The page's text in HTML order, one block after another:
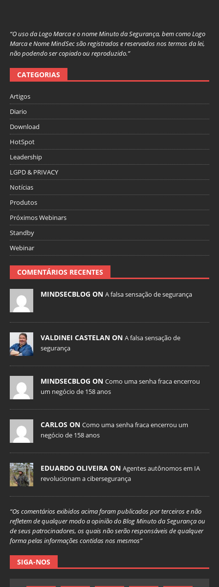
“O uso da Logo Marca e o nome Minuto da Segurança, bem como Logo
Marca e Nome MindSec são registrados e reservados nos termos da lei,
não podendo ser copiado ou reproduzido.”
CATEGORIAS
Artigos
Diario
Download
HotSpot
Leadership
LGPD & PRIVACY
Notícias
Produtos
Próximos Webinars
Standby
Webinar
COMENTÁRIOS RECENTES
MINDSECBLOG ON A falsa sensação de segurança
VALDINEI CASTELAN ON A falsa sensação de
segurança
MINDSECBLOG ON Como uma senha fraca encerrou
um negócio de 158 anos
CARLOS ON Como uma senha fraca encerrou um
negócio de 158 anos
EDUARDO OLIVEIRA ON Agentes autônomos em IA
revolucionam a cibersegurança
“Os comentários exibidos acima foram publicados por terceiros e não
refletem de qualquer modo a opinião do Blog Minuto da Segurança ou
de seus patrocinadores, os quais não serão responsáveis de qualquer
forma pelas informações contidas nos mesmos”
SIGA-NOS